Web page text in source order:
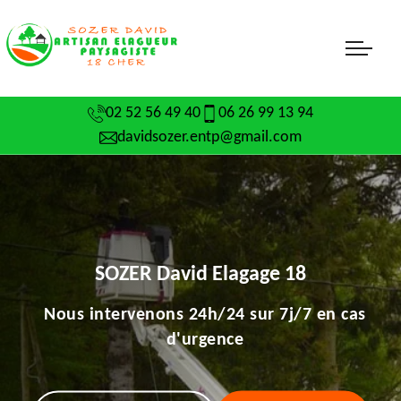
02 52 56 49 40
06 26 99 13 94
davidsozer.entp@gmail.com
SOZER David Elagage 18
Nous intervenons 24h/24 sur 7j/7 en cas
d'urgence